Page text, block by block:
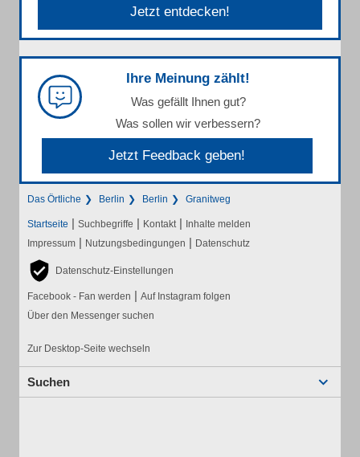
Jetzt entdecken!
Ihre Meinung zählt!
Was gefällt Ihnen gut?
Was sollen wir verbessern?
Jetzt Feedback geben!
Das Örtliche Berlin Berlin Granitweg
Startseite | Suchbegriffe | Kontakt | Inhalte melden
Impressum | Nutzungsbedingungen | Datenschutz
Datenschutz-Einstellungen
Facebook - Fan werden | Auf Instagram folgen
Über den Messenger suchen
Zur Desktop-Seite wechseln
Suchen